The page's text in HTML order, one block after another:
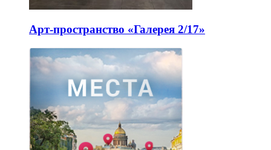
Арт-пространство «Галерея 2/17»